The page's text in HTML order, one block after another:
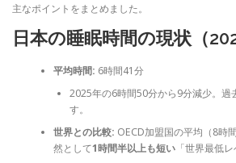
主なポイントをまとめました。
日本の睡眠時間の現状（
平均時間: 6時間41分
2025年の6時間50分から9分減少。過
す。
世界との比較: OECD加盟国の平均（8時
然として1時間半以上も短い「世界最低レ